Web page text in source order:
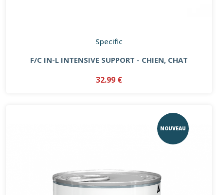
Specific
F/C IN-L INTENSIVE SUPPORT - CHIEN, CHAT
32.99 €
NOUVEAU